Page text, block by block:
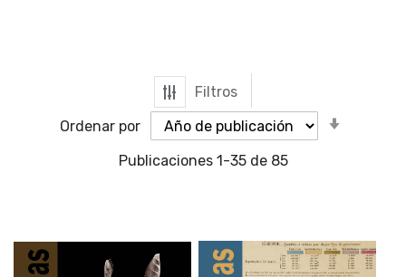
Filtros
Ordenar por
Publicaciones 1 -35de 85